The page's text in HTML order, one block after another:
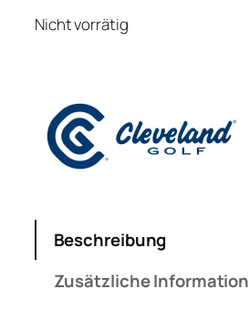
Nicht vorrätig
Beschreibung
Zusätzliche Information